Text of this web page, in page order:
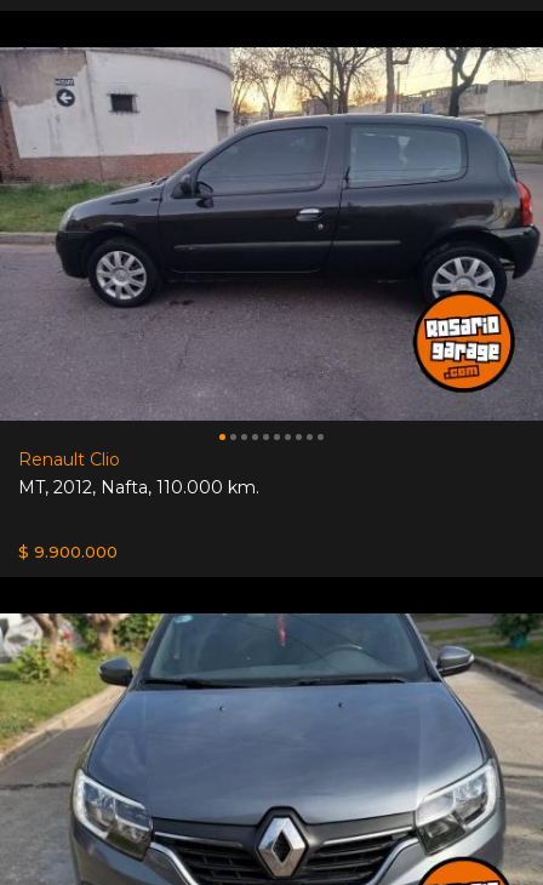
Renault Clio
MT, 2012, Nafta, 110.000 km.
$ 9.900.000